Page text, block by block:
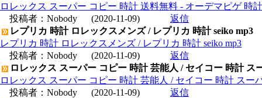
ロレックス スーパー コピー 時計 送料無料 - オーデマピゲ 時
投稿者： Nobody (2020-11-09)
返信
レプリカ 時計 ロレックスメンズ / レプリカ 時計 seiko mp3
レプリカ 時計 ロレックスメンズ / レプリカ 時計 seiko mp3
投稿者： Nobody (2020-11-09)
返信
ロレックス スーパー コピー 時計 芸能人 / セイコー 時計 ス
ロレックス スーパー コピー 時計 芸能人 / セイコー 時計 スー
投稿者： Nobody (2020-11-09)
返信